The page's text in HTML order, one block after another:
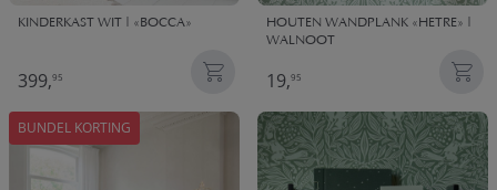
KINDERKAST WIT | «BOCCA»
399,95
HOUTEN WANDPLANK «HETRE» |
WALNOOT
19,95
BUNDEL KORTING